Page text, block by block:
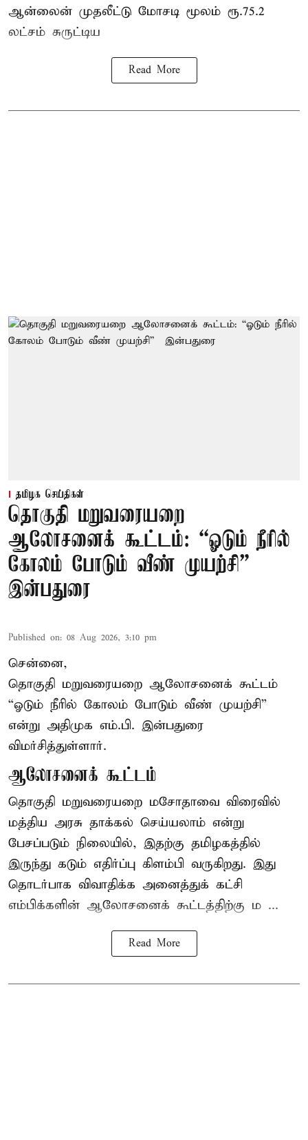
ஆன்லைன் முதலீட்டு மோசடி மூலம் ரூ.75.2
லட்சம் சுருட்டிய
Read More
தமிழக செய்திகள்
தொகுதி மறுவரையறை
ஆலோசனைக் கூட்டம்: “ஓடும் நீரில்
கோலம் போடும் வீண் முயற்சி” –
இன்பதுரை
Published on: 08 Aug 2026, 3:10 pm
சென்னை,
தொகுதி மறுவரையறை ஆலோசனைக் கூட்டம்
“ஓடும் நீரில் கோலம் போடும் வீண் முயற்சி”
என்று அதிமுக எம்.பி. இன்பதுரை
விமர்சித்துள்ளார்.
ஆலோசனைக் கூட்டம்
தொகுதி மறுவரையறை மசோதாவை விரைவில்
மத்திய அரசு தாக்கல் செய்யலாம் என்று
பேசப்படும் நிலையில், இதற்கு தமிழகத்தில்
இருந்து கடும் எதிர்ப்பு கிளம்பி வருகிறது. இது
தொடர்பாக விவாதிக்க அனைத்துக் கட்சி
எம்பிக்களின் ஆலோசனைக் கூட்டத்திற்கு ம ...
Read More